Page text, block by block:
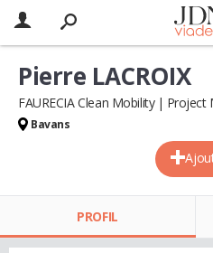
Pierre LACROIX
FAURECIA Clean Mobility Project
Bavans
PROFIL